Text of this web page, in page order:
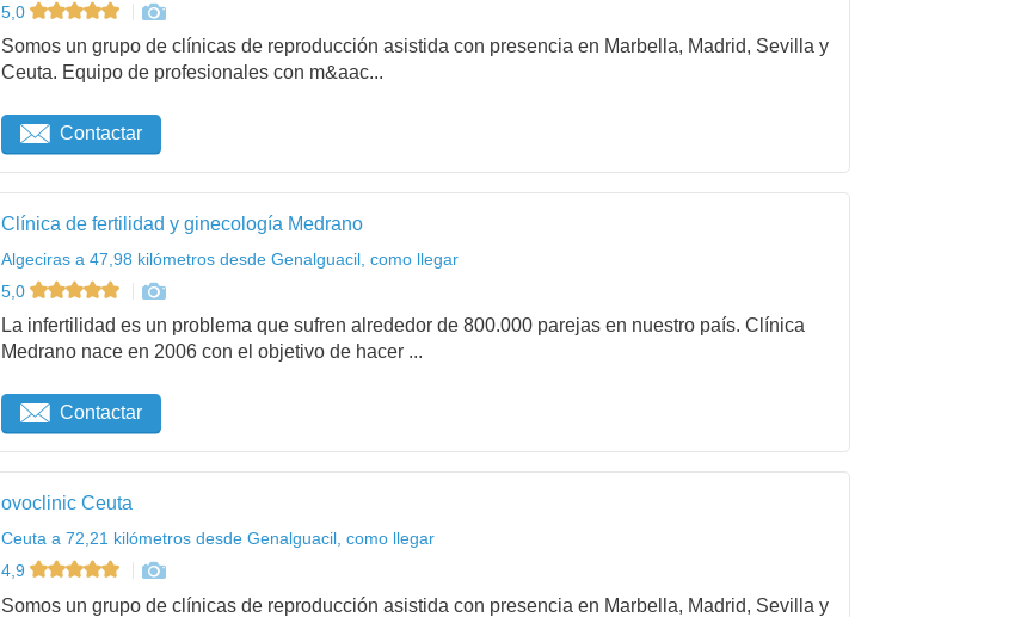
5,0
Somos un grupo de clínicas de reproducción asistida con presencia en Marbella, Madrid, Sevilla y
Ceuta. Equipo de profesionales con m&aac...
Contactar
Clínica de fertilidad y ginecología Medrano
Algeciras a 47,98 kilómetros desde Genalguacil, como llegar
5,0
La infertilidad es un problema que sufren alrededor de 800.000 parejas en nuestro país. Clínica
Medrano nace en 2006 con el objetivo de hacer ...
Contactar
ovoclinic Ceuta
Ceuta a 72,21 kilómetros desde Genalguacil, como llegar
4,9
Somos un grupo de clínicas de reproducción asistida con presencia en Marbella, Madrid, Sevilla y